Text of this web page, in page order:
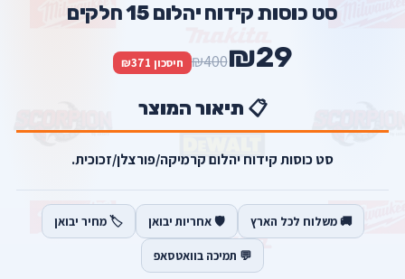
סט כוסות קידוח יהלום 15 חלקים
₪29
₪400 חיסכון ₪371
📋 תיאור המוצר
סט כוסות קידוח יהלום קרמיקה/פורצלן/זכוכית.
🚚 משלוח לכל הארץ 🛡️ אחריות יבואן 🏷️ מחיר יבואן
💬 תמיכה בוואטסאפ